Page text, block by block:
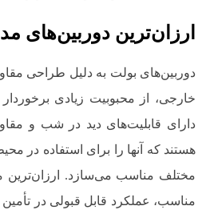
ارزان‌ترین دوربین‌های
دوربین‌های بولت به دلیل طراحی
خارجی، از محبوبیت زیادی
دارای قابلیت‌های دید در شب و
هستند که آنها را برای استفاده در
مختلف مناسب می‌سازد. ارزان‌ترین
مناسب، عملکرد قابل قبولی در تأمین